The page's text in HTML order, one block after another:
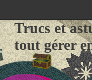
Trucs et
tout gérer